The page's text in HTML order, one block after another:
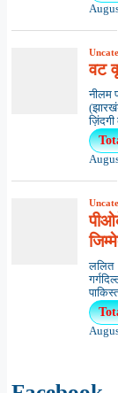
वट
नीलम
ज़िंदगी
ललित